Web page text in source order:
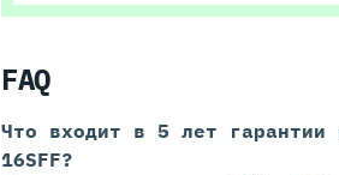
FAQ
Что входит в 5 лет гарантии
16SFF?